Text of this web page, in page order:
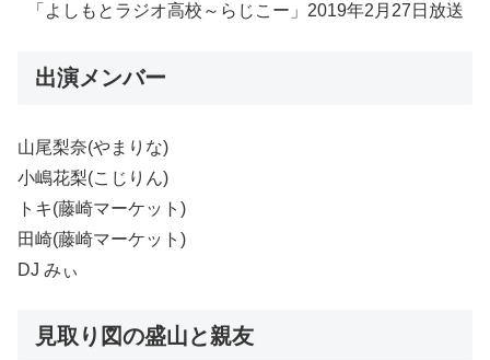
「よしもとラジオ高校～らじこー」2019年2月27日放送
出演メンバー
山尾梨奈(やまりな)
小嶋花梨(こじりん)
トキ(藤崎マーケット)
田崎(藤崎マーケット)
DJ みぃ
見取り図の盛山と親友